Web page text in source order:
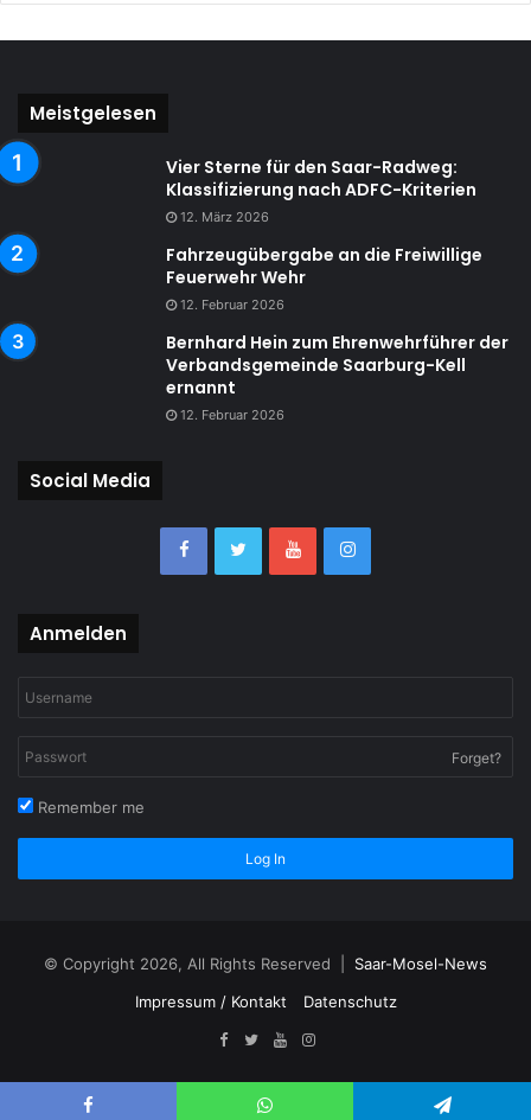
Meistgelesen
Vier Sterne für den Saar-Radweg:
Klassifizierung nach ADFC-Kriterien
12. März 2026
Fahrzeugübergabe an die Freiwillige
Feuerwehr Wehr
12. Februar 2026
Bernhard Hein zum Ehrenwehrführer der
Verbandsgemeinde Saarburg-Kell
ernannt
12. Februar 2026
Social Media
Anmelden
Forget?
Remember me
Log In
© Copyright 2026, All Rights Reserved | Saar-Mosel-News
Impressum / Kontakt
Datenschutz